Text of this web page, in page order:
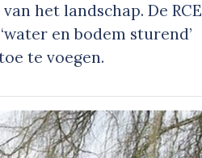
het landschap. De RCE
en bodem sturend’
te voegen.